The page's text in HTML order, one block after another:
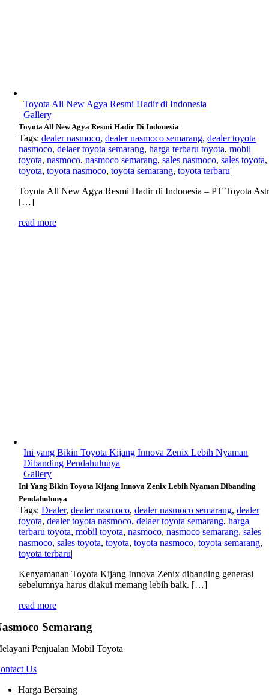
Toyota All New Agya Resmi Hadir di Indonesia
Gallery
Toyota All New Agya Resmi Hadir Di Indonesia
Tags:dealer nasmoco,dealer nasmoco semarang,dealer toyota
nasmoco,delaer toyota semarang,harga terbaru toyota,mobil
toyota,nasmoco,nasmoco semarang,sales nasmoco,sales toyota,
toyota,toyota nasmoco,toyota semarang,toyota terbaru|
Toyota All New Agya Resmi Hadir di Indonesia – PT Toyota
[…]
read more
Ini yang Bikin Toyota Kijang Innova Zenix Lebih Nyaman
Dibanding Pendahulunya
Gallery
Ini Yang Bikin Toyota Kijang Innova Zenix Lebih Nyaman Dibanding
Pendahulunya
Tags:Dealer,dealer nasmoco,dealer nasmoco semarang,dealer
toyota,dealer toyota nasmoco,delaer toyota semarang,harga
terbaru toyota,mobil toyota,nasmoco,nasmoco semarang,sales
nasmoco,sales toyota,toyota,toyota nasmoco,toyota semarang,
toyota terbaru|
Kenyamanan Toyota Kijang Innova Zenix dibanding generasi
sebelumnya harus diakui memang lebih baik. […]
read more
Semarang
Penjualan Mobil Toyota
Us
Harga Bersaing